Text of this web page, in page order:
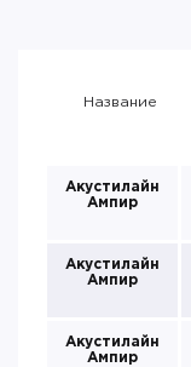
Название
Акустилайн
Ампир
Акустилайн
Ампир
Акустилайн
Ампир